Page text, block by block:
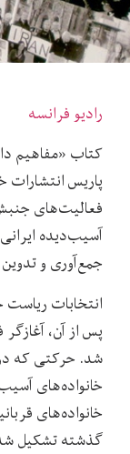
رادیو فرانسه
کتاب «مفاهیم
پاریس انتشارات
فعالیت‌های
آسیب‌دیده
جمع‌آوری و
پس از آن، آغازگر
شد. حرکتی که
خانواده‌های
خانواده‌های
گذشته تشکیل